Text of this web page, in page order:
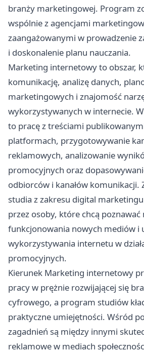
branży marketingowej. Program
wspólnie z agencjami
zaangażowanymi w prowadzenie
i doskonalenie planu nauczania.
Marketing internetowy to obszar,
komunikację, analizę danych,
marketingowych i znajomość
wykorzystywanych w internecie.
to pracę z treściami
platformach, przygotowywanie
reklamowych, analizowanie
promocyjnych oraz
odbiorców i kanałów komunikacji.
studia z zakresu digital
przez osoby, które chcą
funkcjonowania nowych mediów i
wykorzystywania internetu w
promocyjnych.
Kierunek Marketing internetowy
pracy w prężnie rozwijającej się
cyfrowego, a program studiów
praktyczne umiejętności. Wśród
zagadnień są między innymi
reklamowe w mediach